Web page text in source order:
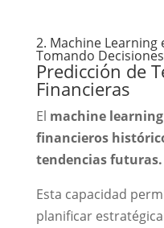
2. Machine Learning
Tomando
Predicción de
Financieras
El machine
financieros
tendencias futuras.
Esta capacidad
planificar